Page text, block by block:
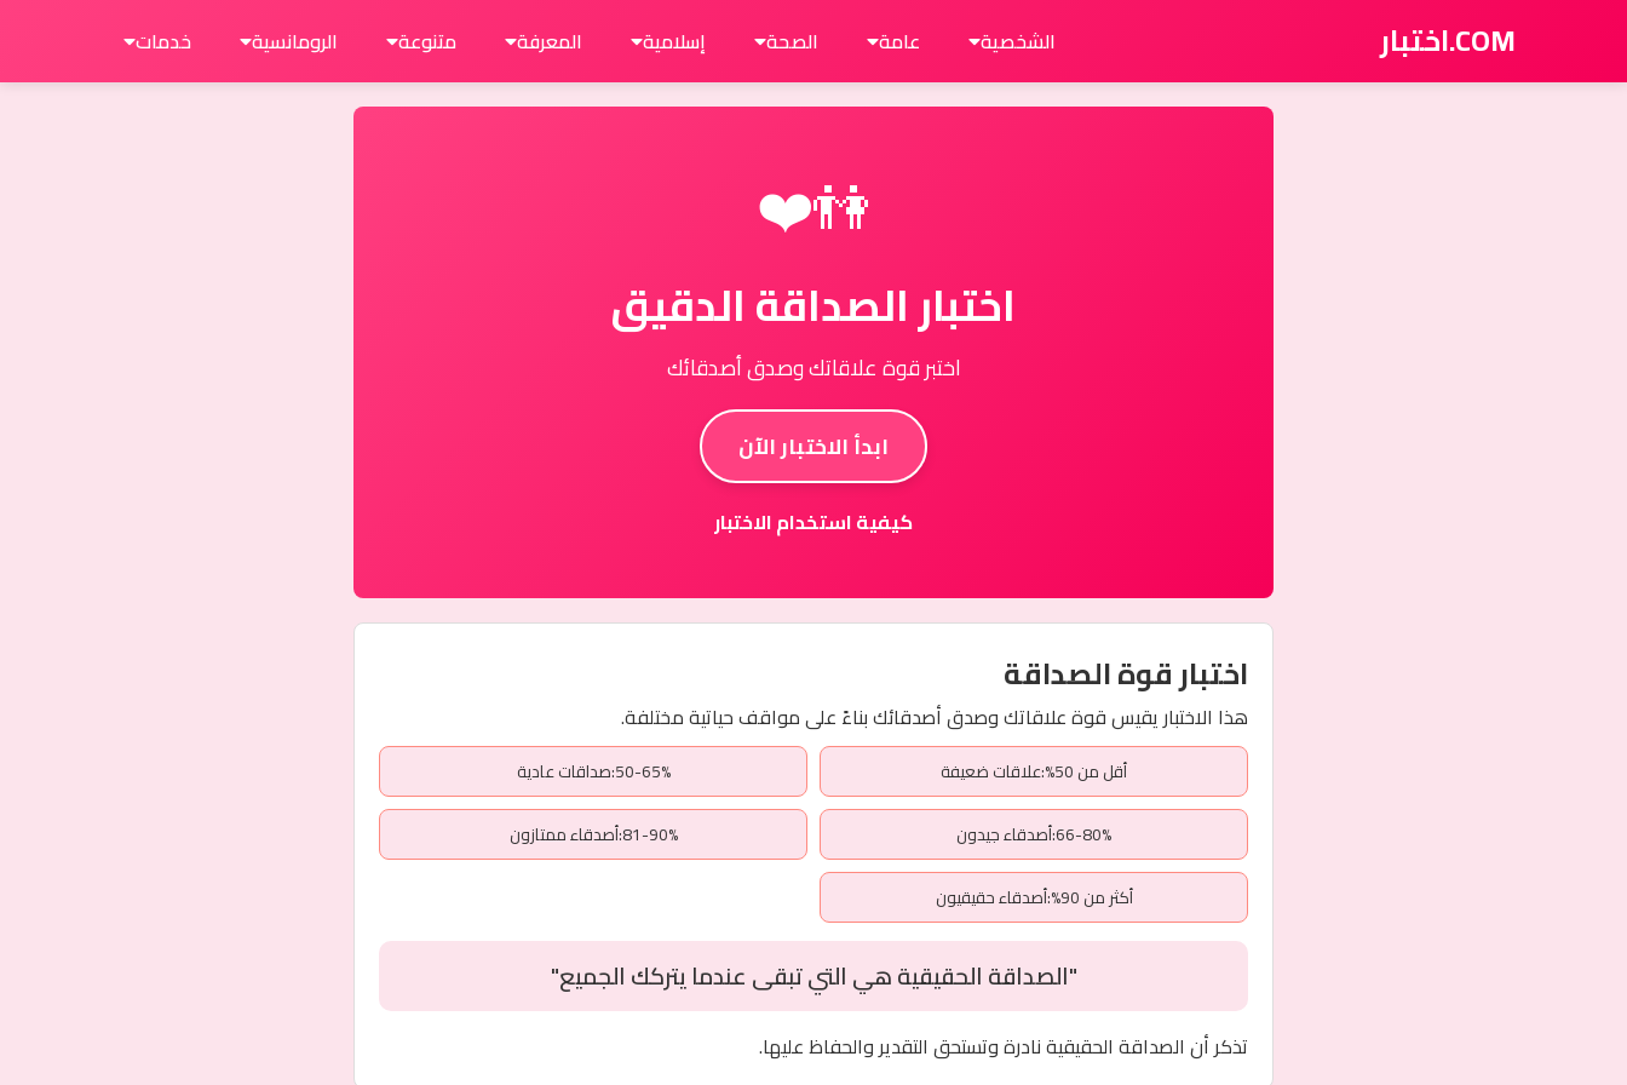
COM.اختبار الشخصية عامة الصحة إسلامية المعرفة متنوعة الرومانسية خدمات
👫❤️
اختبار الصداقة الدقيق
اختبر قوة علاقاتك وصدق أصدقائك
ابدأ الاختبار الآن
كيفية استخدام الاختبار
اختبار قوة الصداقة
هذا الاختبار يقيس قوة علاقاتك وصدق أصدقائك بناءً على مواقف حياتية مختلفة.
أقل من 50%:علاقات ضعيفة
50-65%:صداقات عادية
66-80%:أصدقاء جيدون
81-90%:أصدقاء ممتازون
أكثر من 90%:أصدقاء حقيقيون
"الصداقة الحقيقية هي التي تبقى عندما يتركك الجميع"
تذكر أن الصداقة الحقيقية نادرة وتستحق التقدير والحفاظ عليها.